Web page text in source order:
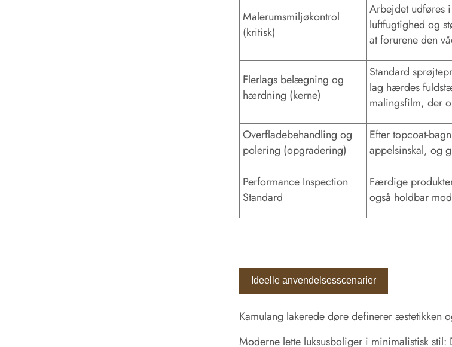
Malerumsmiljøkontrol
(kritisk)
Arbejdet udføres
luftfugtighed og
at forurene den
Flerlags belægning og
hærdning (kerne)
Standard
lag hærdes
malingsfilm, der
Overfladebehandling og
polering (opgradering)
Efter topcoat-
appelsinskal, og
Performance Inspection
Standard
Færdige
også holdbar
Ideelle anvendelsesscenarier
Kamulang lakerede døre definerer æstetikken
Moderne lette luksusboliger i minimalistisk